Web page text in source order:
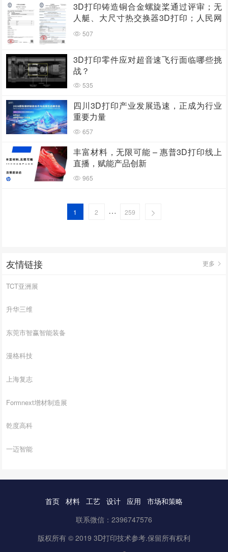
3D打印铸造铜合金螺旋桨通过评审；无
人艇、大尺寸热交换器3D打印；人民网
报道两家3D打印企业
507
3D打印零件应对超音速飞行面临哪些挑
战？
535
四川3D打印产业发展迅速，正成为行业
重要力量
657
丰富材料，无限可能 – 惠普3D打印线上
直播，赋能产品创新
965
1 2 … 259
友情链接 更多
TCT亚洲展
升华三维
东莞市智赢智能装备
漫格科技
上海复志
Formnext增材制造展
乾度高科
一迈智能
首页 材料 工艺 设计 应用
市场和策略
联系微信：2396747576
版权所有 © 2019 3D打印技术参考.保留所有权利